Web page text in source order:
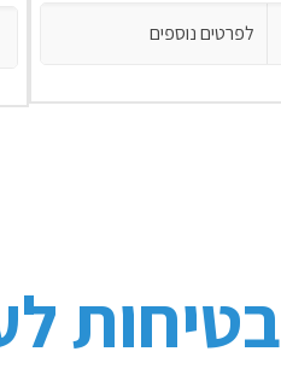
לפרטים נוספים
בטיחות